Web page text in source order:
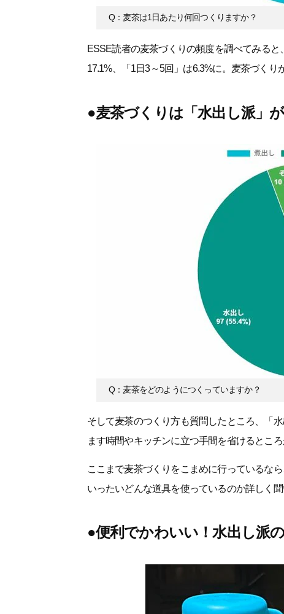
Q：麦茶は1日あたり何回つくりますか？
ESSE読者の麦茶づくりの頻度を調べてみる
17.1%、「1日3～5回」は6.3%に。麦茶づくり
●麦茶づくりは「水出し派」
Q：麦茶をどのようにつくっていますか？
そして麦茶のつくり方も質問したところ、「
ます時間やキッチンに立つ手間を省けるとこ
ここまで麦茶づくりをこまめに行っている
いったいどんな道具を使っているのか詳しく聞
●便利でかわいい！水出し派